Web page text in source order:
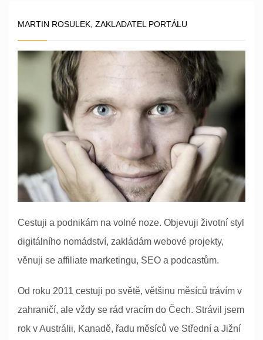
MARTIN ROSULEK, ZAKLADATEL PORTÁLU
Cestuji a podnikám na volné noze. Objevuji životní styl
digitálního nomádství, zakládám webové projekty,
věnuji se affiliate marketingu, SEO a podcastům.
Od roku 2011 cestuji po světě, většinu měsíců trávím v
zahraničí, ale vždy se rád vracím do Čech. Strávil jsem
rok v Austrálii, Kanadě, řadu měsíců ve Střední a Jižní